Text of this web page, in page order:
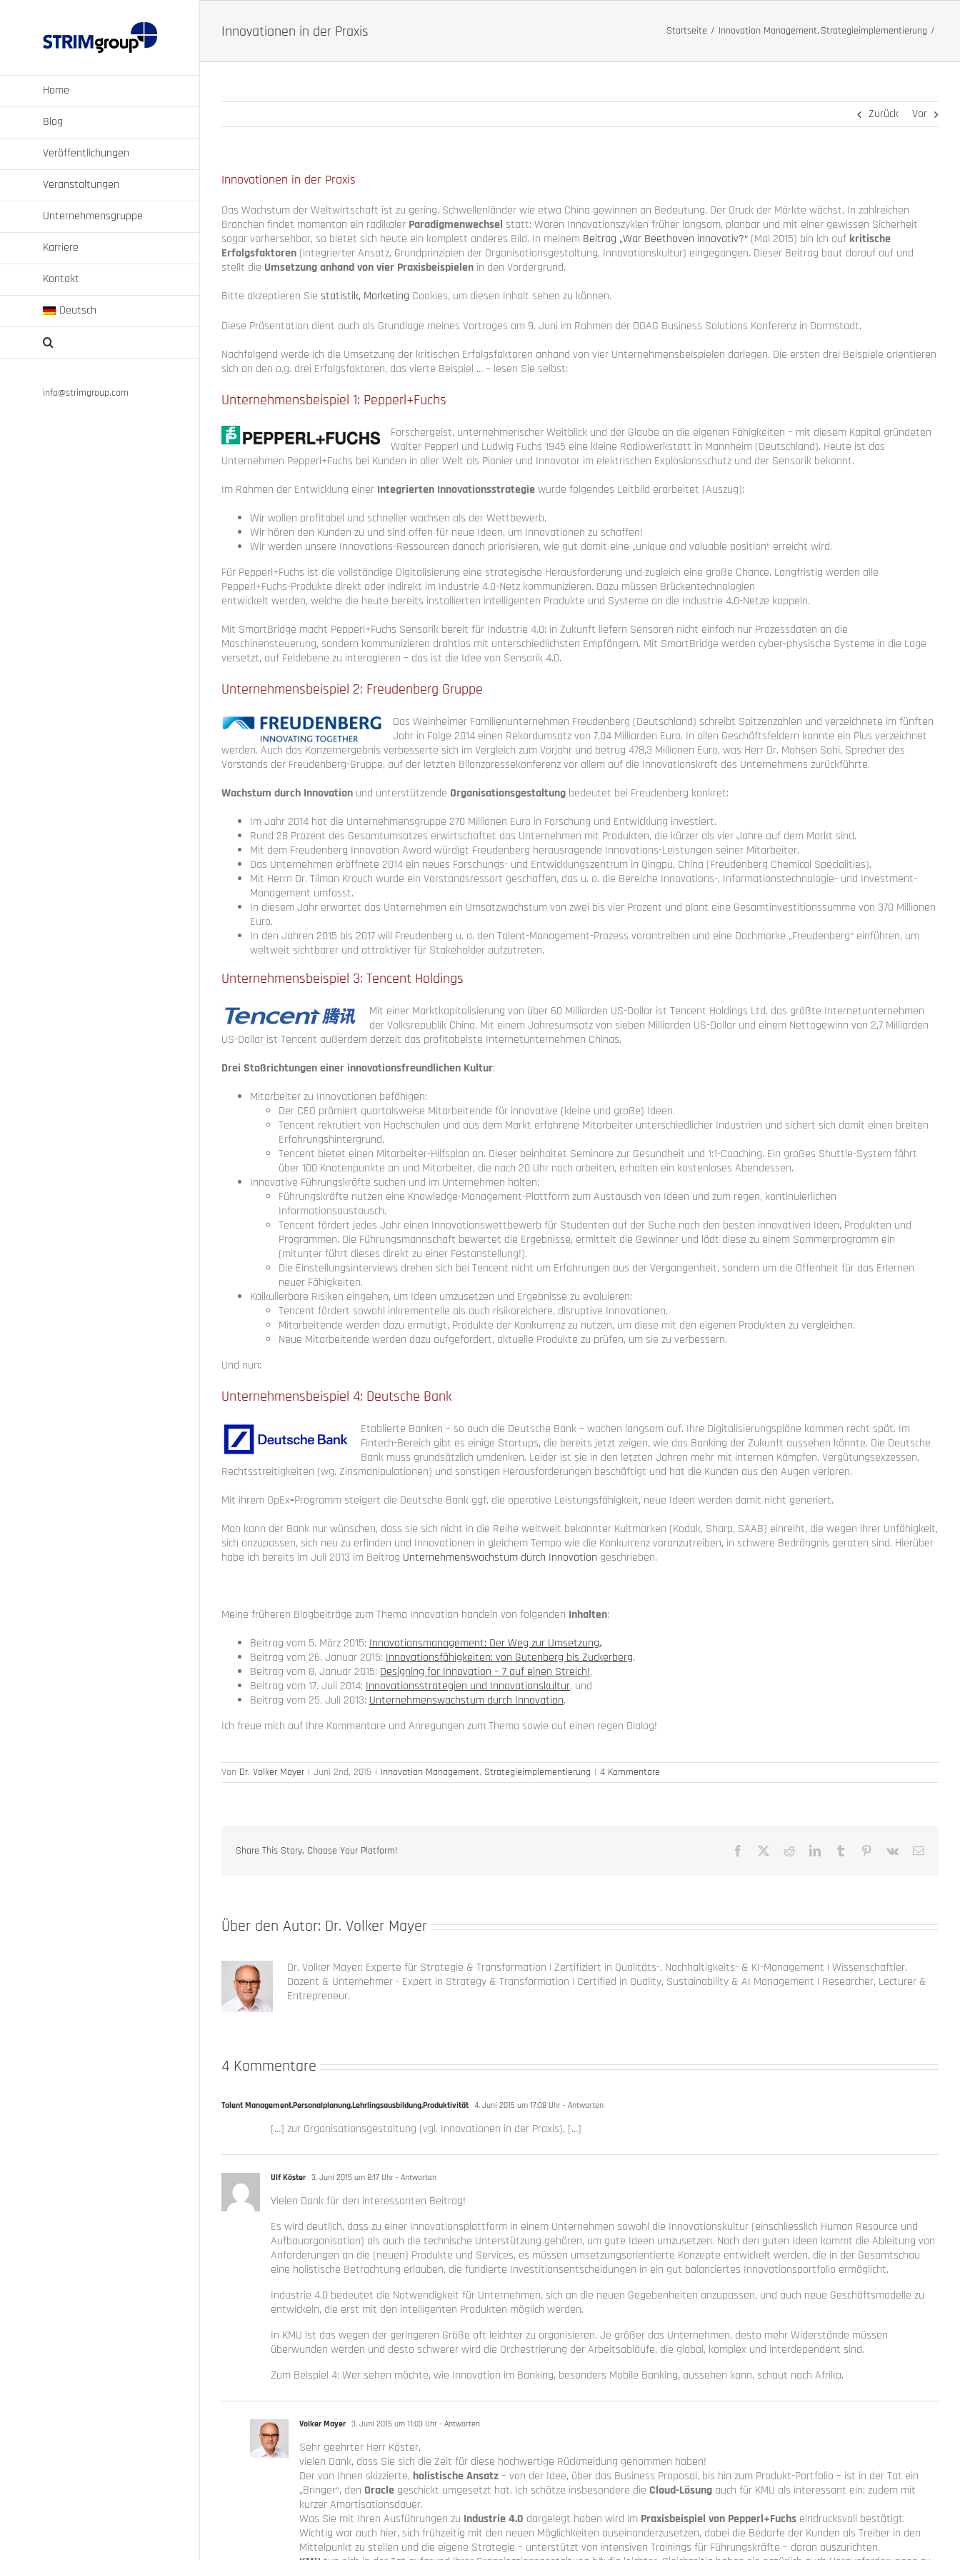
Home
Blog
Veröffentlichungen
Veranstaltungen
Unternehmensgruppe
Karriere
Kontakt
Deutsch
info@strimgroup.com
Innovationen in der Praxis Startseite Innovation Management Strategieimplementierung
Zurück Vor
Innovationen in der Praxis
Das Wachstum der Weltwirtschaft ist zu gering. Schwellenländer wie etwa China gewinnen an Bedeutung. Der Druck der Märkte wächst. In zahlreichen
Branchen findet momentan ein radikaler Paradigmenwechsel statt: Waren Innovationszyklen früher langsam, planbar und mit einer gewissen Sicherheit
sogar vorhersehbar, so bietet sich heute ein komplett anderes Bild. In meinem Beitrag „War Beethoven innovativ?“ (Mai 2015) bin ich auf kritische
Erfolgsfaktoren (integrierter Ansatz, Grundprinzipien der Organisationsgestaltung, Innovationskultur) eingegangen. Dieser Beitrag baut darauf auf und
stellt die Umsetzung anhand von vier Praxisbeispielen in den Vordergrund.
Bitte akzeptieren Sie statistik, Marketing Cookies, um diesen Inhalt sehen zu können.
Diese Präsentation dient auch als Grundlage meines Vortrages am 9. Juni im Rahmen der DOAG Business Solutions Konferenz in Darmstadt.
Nachfolgend werde ich die Umsetzung der kritischen Erfolgsfaktoren anhand von vier Unternehmensbeispielen darlegen. Die ersten drei Beispiele orientieren
sich an den o.g. drei Erfolgsfaktoren, das vierte Beispiel … – lesen Sie selbst:
Unternehmensbeispiel 1: Pepperl+Fuchs
Forschergeist, unternehmerischer Weitblick und der Glaube an die eigenen Fähigkeiten – mit diesem Kapital gründeten
Walter Pepperl und Ludwig Fuchs 1945 eine kleine Radiowerkstatt in Mannheim (Deutschland). Heute ist das
Unternehmen Pepperl+Fuchs bei Kunden in aller Welt als Pionier und Innovator im elektrischen Explosionsschutz und der Sensorik bekannt.
Im Rahmen der Entwicklung einer Integrierten Innovationsstrategiewurde folgendes Leitbild erarbeitet (Auszug):
Wir wollen profitabel und schneller wachsen als der Wettbewerb.
Wir hören den Kunden zu und sind offen für neue Ideen, um Innovationen zu schaffen!
Wir werden unsere Innovations-Ressourcen danach priorisieren, wie gut damit eine „unique and valuable position“ erreicht wird.
Für Pepperl+Fuchs ist die vollständige Digitalisierung eine strategische Herausforderung und zugleich eine große Chance. Langfristig werden alle
Pepperl+Fuchs-Produkte direkt oder indirekt im Industrie 4.0-Netz kommunizieren. Dazu müssen Brückentechnologien
entwickelt werden, welche die heute bereits installierten intelligenten Produkte und Systeme an die Industrie 4.0-Netze koppeln.
Mit SmartBridge macht Pepperl+Fuchs Sensorik bereit für Industrie 4.0: in Zukunft liefern Sensoren nicht einfach nur Prozessdaten an die
Maschinensteuerung, sondern kommunizieren drahtlos mit unterschiedlichsten Empfängern. Mit SmartBridge werden cyber-physische Systeme in die Lage
versetzt, auf Feldebene zu interagieren – das ist die Idee von Sensorik 4.0.
Unternehmensbeispiel 2: Freudenberg Gruppe
Das Weinheimer Familienunternehmen Freudenberg (Deutschland) schreibt Spitzenzahlen und verzeichnete im fünften
Jahr in Folge 2014 einen Rekordumsatz von 7,04 Milliarden Euro. In allen Geschäftsfeldern konnte ein Plus verzeichnet
werden. Auch das Konzernergebnis verbesserte sich im Vergleich zum Vorjahr und betrug 478,3 Millionen Euro, was Herr Dr. Mohsen Sohi, Sprecher des
Vorstands der Freudenberg-Gruppe, auf der letzten Bilanzpressekonferenz vor allem auf die Innovationskraft des Unternehmens zurückführte.
Wachstum durch Innovation und unterstützende Organisationsgestaltung bedeutet bei Freudenberg konkret:
Im Jahr 2014 hat die Unternehmensgruppe 270 Millionen Euro in Forschung und Entwicklung investiert.
Rund 28 Prozent des Gesamtumsatzes erwirtschaftet das Unternehmen mit Produkten, die kürzer als vier Jahre auf dem Markt sind.
Mit dem Freudenberg Innovation Award würdigt Freudenberg herausragende Innovations-Leistungen seiner Mitarbeiter.
Das Unternehmen eröffnete 2014 ein neues Forschungs- und Entwicklungszentrum in Qingpu, China (Freudenberg Chemical Specialities).
Mit Herrn Dr. Tilman Krauch wurde ein Vorstandsressort geschaffen, das u. a. die Bereiche Innovations-, Informationstechnologie- und Investment-
Management umfasst.
In diesem Jahr erwartet das Unternehmen ein Umsatzwachstum von zwei bis vier Prozent und plant eine Gesamtinvestitionssumme von 370 Millionen
Euro.
In den Jahren 2015 bis 2017 will Freudenberg u. a. den Talent-Management-Prozess vorantreiben und eine Dachmarke „Freudenberg“ einführen, um
weltweit sichtbarer und attraktiver für Stakeholder aufzutreten.
Unternehmensbeispiel 3: Tencent Holdings
Mit einer Marktkapitalisierung von über 60 Milliarden US-Dollar ist Tencent Holdings Ltd. das größte Internetunternehmen
der Volksrepublik China. Mit einem Jahresumsatz von sieben Milliarden US-Dollar und einem Nettogewinn von 2,7 Milliarden
US-Dollar ist Tencent außerdem derzeit das profitabelste Internetunternehmen Chinas.
Drei Stoßrichtungen einer innovationsfreundlichen Kultur:
Mitarbeiter zu Innovationen befähigen:
Der CEO prämiert quartalsweise Mitarbeitende für innovative (kleine und große) Ideen.
Tencent rekrutiert von Hochschulen und aus dem Markt erfahrene Mitarbeiter unterschiedlicher Industrien und sichert sich damit einen breiten
Erfahrungshintergrund.
Tencent bietet einen Mitarbeiter-Hilfsplan an. Dieser beinhaltet Seminare zur Gesundheit und 1:1-Coaching. Ein großes Shuttle-System fährt
über 100 Knotenpunkte an und Mitarbeiter, die nach 20 Uhr noch arbeiten, erhalten ein kostenloses Abendessen.
Innovative Führungskräfte suchen und im Unternehmen halten:
Führungskräfte nutzen eine Knowledge-Management-Plattform zum Austausch von Ideen und zum regen, kontinuierlichen
Informationsaustausch.
Tencent fördert jedes Jahr einen Innovationswettbewerb für Studenten auf der Suche nach den besten innovativen Ideen, Produkten und
Programmen. Die Führungsmannschaft bewertet die Ergebnisse, ermittelt die Gewinner und lädt diese zu einem Sommerprogramm ein
(mitunter führt dieses direkt zu einer Festanstellung!).
Die Einstellungsinterviews drehen sich bei Tencent nicht um Erfahrungen aus der Vergangenheit, sondern um die Offenheit für das Erlernen
neuer Fähigkeiten.
Kalkulierbare Risiken eingehen, um Ideen umzusetzen und Ergebnisse zu evaluieren:
Tencent fördert sowohl inkrementelle als auch risikoreichere, disruptive Innovationen.
Mitarbeitende werden dazu ermutigt, Produkte der Konkurrenz zu nutzen, um diese mit den eigenen Produkten zu vergleichen.
Neue Mitarbeitende werden dazu aufgefordert, aktuelle Produkte zu prüfen, um sie zu verbessern.
Und nun:
Unternehmensbeispiel 4: Deutsche Bank
Etablierte Banken – so auch die Deutsche Bank – wachen langsam auf. Ihre Digitalisierungspläne kommen recht spät. Im
Fintech-Bereich gibt es einige Startups, die bereits jetzt zeigen, wie das Banking der Zukunft aussehen könnte. Die Deutsche
Bank muss grundsätzlich umdenken. Leider ist sie in den letzten Jahren mehr mit internen Kämpfen, Vergütungsexzessen,
Rechtsstreitigkeiten (wg. Zinsmanipulationen) und sonstigen Herausforderungen beschäftigt und hat die Kunden aus den Augen verloren.
Mit ihrem OpEx–Programm steigert die Deutsche Bank ggf. die operative Leistungsfähigkeit, neue Ideen werden damit nicht generiert.
Man kann der Bank nur wünschen, dass sie sich nicht in die Reihe weltweit bekannter Kultmarken (Kodak, Sharp, SAAB) einreiht, die wegen ihrer Unfähigkeit,
sich anzupassen, sich neu zu erfinden und Innovationen in gleichem Tempo wie die Konkurrenz voranzutreiben, in schwere Bedrängnis geraten sind. Hierüber
habe ich bereits im Juli 2013 im Beitrag Unternehmenswachstum durch Innovation geschrieben.
Meine früheren Blogbeiträge zum Thema Innovation handeln von folgenden Inhalten:
Beitrag vom 5. März 2015: Innovationsmanagement: Der Weg zur Umsetzung,
Beitrag vom 26. Januar 2015: Innovationsfähigkeiten: von Gutenberg bis Zuckerberg,
Beitrag vom 8. Januar 2015: Designing for Innovation – 7 auf einen Streich!,
Beitrag vom 17. Juli 2014: Innovationsstrategien und Innovationskultur, und
Beitrag vom 25. Juli 2013: Unternehmenswachstum durch Innovation.
Ich freue mich auf Ihre Kommentare und Anregungen zum Thema sowie auf einen regen Dialog!
Von Dr. Volker Mayer | Juni 2nd, 2015 | Innovation Management, Strategieimplementierung | 4 Kommentare
Share This Story, Choose Your Platform! Facebook RedditLinkedInTumblr Pinterest
Vk
E-
Über den Autor: Dr. Volker Mayer
Dr. Volker Mayer: Experte für Strategie & Transformation | Zertifiziert in Qualitäts-, Nachhaltigkeits- & KI-Management | Wissenschaftler,
Dozent & Unternehmer - Expert in Strategy & Transformation | Certified in Quality, Sustainability & AI Management | Researcher, Lecturer &
Entrepreneur.
4 Kommentare
Talent Management,Personalplanung,Lehrlingsausbildung,Produktivität 4. Juni 2015 um 17:08 Uhr - Antworten
[…] zur Organisationsgestaltung (vgl. Innovationen in der Praxis), […]
Ulf Köster 3. Juni 2015 um 8:17 Uhr - Antworten
Vielen Dank für den interessanten Beitrag!
Es wird deutlich, dass zu einer Innovationsplattform in einem Unternehmen sowohl die Innovationskultur (einschliesslich Human Resource und
Aufbauorganisation) als auch die technische Unterstützung gehören, um gute Ideen umzusetzen. Nach den guten Ideen kommt die Ableitung von
Anforderungen an die (neuen) Produkte und Services, es müssen umsetzungsorientierte Konzepte entwickelt werden, die in der Gesamtschau
eine holistische Betrachtung erlauben, die fundierte Investitionsentscheidungen in ein gut balanciertes Innovationsportfolio ermöglicht.
Industrie 4.0 bedeutet die Notwendigkeit für Unternehmen, sich an die neuen Gegebenheiten anzupassen, und auch neue Geschäftsmodelle zu
entwickeln, die erst mit den intelligenten Produkten möglich werden.
In KMU ist das wegen der geringeren Größe oft leichter zu organisieren. Je größer das Unternehmen, desto mehr Widerstände müssen
überwunden werden und desto schwerer wird die Orchestrierung der Arbeitsabläufe, die global, komplex und interdependent sind.
Zum Beispiel 4: Wer sehen möchte, wie Innovation im Banking, besonders Mobile Banking, aussehen kann, schaut nach Afrika.
Volker Mayer 3. Juni 2015 um 11:03 Uhr - Antworten
Sehr geehrter Herr Köster,
vielen Dank, dass Sie sich die Zeit für diese hochwertige Rückmeldung genommen haben!
Der von Ihnen skizzierte, holistische Ansatz– von der Idee, über das Business Proposal, bis hin zum Produkt-Portfolio – ist in der Tat ein
„Bringer“, den Oracle geschickt umgesetzt hat. Ich schätze insbesondere die Cloud-Lösung auch für KMU als interessant ein; zudem mit
kurzer Amortisationsdauer.
Was Sie mit Ihren Ausführungen zu Industrie 4.0 dargelegt haben wird im Praxisbeispiel von Pepperl+Fuchs eindrucksvoll bestätigt.
Wichtig war auch hier, sich frühzeitig mit den neuen Möglichkeiten auseinanderzusetzen, dabei die Bedarfe der Kunden als Treiber in den
Mittelpunkt zu stellen und die eigene Strategie – unterstützt von intensiven Trainings für Führungskräfte – daran auszurichten.